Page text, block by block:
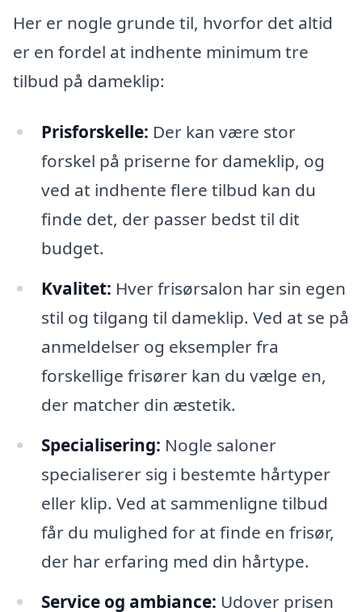
Her er nogle grunde til, hvorfor det altid
er en fordel at indhente minimum tre
tilbud på dameklip:
Prisforskelle: Der kan være stor
forskel på priserne for dameklip, og
ved at indhente flere tilbud kan du
finde det, der passer bedst til dit
budget.
Kvalitet: Hver frisørsalon har sin egen
stil og tilgang til dameklip. Ved at se på
anmeldelser og eksempler fra
forskellige frisører kan du vælge en,
der matcher din æstetik.
Specialisering: Nogle saloner
specialiserer sig i bestemte hårtyper
eller klip. Ved at sammenligne tilbud
får du mulighed for at finde en frisør,
der har erfaring med din hårtype.
Service og ambiance: Udover prisen